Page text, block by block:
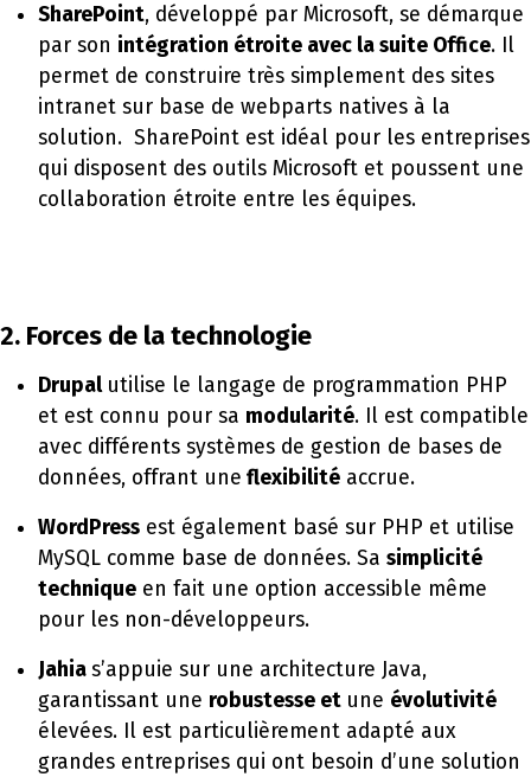
SharePoint, développé par Microsoft, se démarque
par son intégration étroite avec la suite Office. Il
permet de construire très simplement des sites
intranet sur base de webparts natives à la
solution. SharePoint est idéal pour les entreprises
qui disposent des outils Microsoft et poussent une
collaboration étroite entre les équipes.
2. Forces de la technologie
Drupal utilise le langage de programmation PHP
et est connu pour sa modularité. Il est compatible
avec différents systèmes de gestion de bases de
données, offrant une flexibilité accrue.
WordPress est également basé sur PHP et utilise
MySQL comme base de données. Sa simplicité
technique en fait une option accessible même
pour les non-développeurs.
Jahias’appuie sur une architecture Java,
garantissant une robustesse et une évolutivité
élevées. Il est particulièrement adapté aux
grandes entreprises qui ont besoin d’une solution